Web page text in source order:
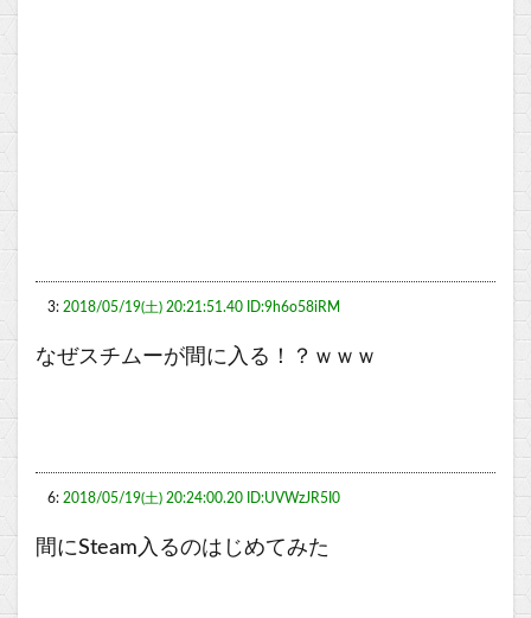
3: 2018/05/19(土) 20:21:51.40 ID:9h6o58iRM
なぜスチムーが間に入る！？ｗｗｗ
6: 2018/05/19(土) 20:24:00.20 ID:UVWzJR5I0
間にSteam入るのはじめてみた